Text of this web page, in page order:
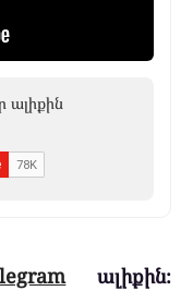
ալիքին
ալիքին։